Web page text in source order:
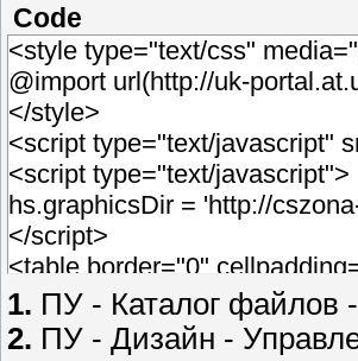
Code
<style type="text/css"
@import url(http://uk-
</style>
<script type="text/javascript"
<script type="text/
hs.graphicsDir = 'http://
</script>
<table border="0"
style="padding:3px;">
<div
1. ПУ - Каталог файлов
2. ПУ - Дизайн -